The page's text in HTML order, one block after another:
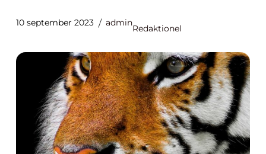
10 september 2023 admin
Redaktionel